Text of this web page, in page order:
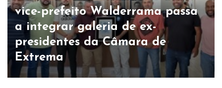
vice-prefeito Walderrama passa
a integrar galeria de ex-
presidentes da Câmara de
Extrema